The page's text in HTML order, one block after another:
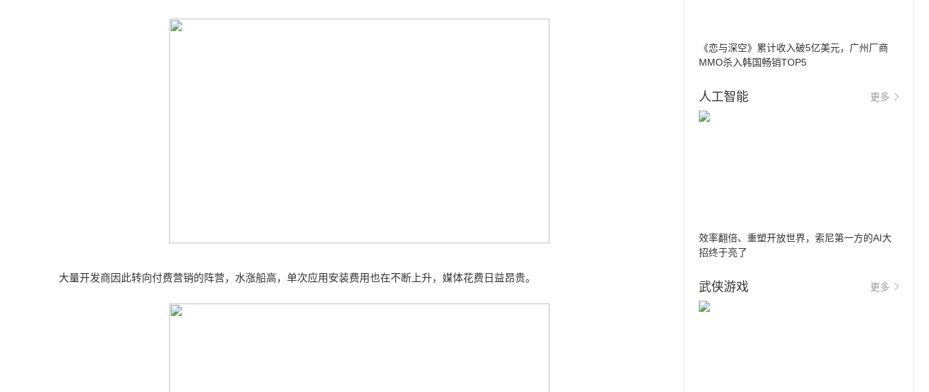
大量开发商因此转向付费营销的阵营，水涨船高，单次应用安装费用也在不断上升，媒体花费日益昂贵。
《恋与深空》累计收入破5亿美元，广州厂商
MMO杀入韩国畅销TOP5
人工智能 更多
效率翻倍、重塑开放世界，索尼第一方的AI大
招终于亮了
武侠游戏 更多